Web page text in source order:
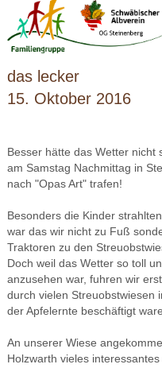
das lecker
15. Oktober 2016
Besser hätte das Wetter nicht
am Samstag Nachmittag in
nach "Opas Art" trafen!
Besonders die Kinder
war das wir nicht zu Fuß
Traktoren zu den
Doch weil das Wetter so toll
anzusehen war, fuhren wir
durch vielen Streuobstwiesen
der Apfelernte beschäftigt
An unserer Wiese
Holzwarth vieles